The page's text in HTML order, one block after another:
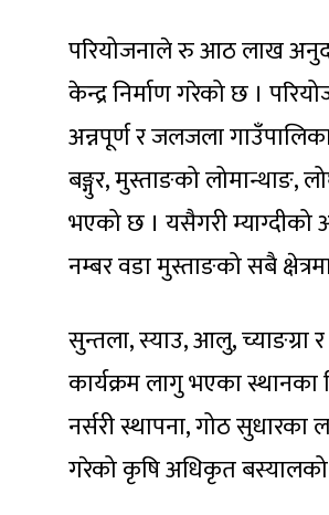
परियोजनाले रु आठ लाख
केन्द्र निर्माण गरेको छ ।
अन्नपूर्ण र जलजला
बङ्गुर, मुस्ताङको लोमान्थाङ,
भएको छ । यसैगरी म्याग्दीको
नम्बर वडा मुस्ताङको सबै
सुन्तला, स्याउ, आलु, च्याङग्रा
कार्यक्रम लागु भएका
नर्सरी स्थापना, गोठ
गरेको कृषि अधिकृत